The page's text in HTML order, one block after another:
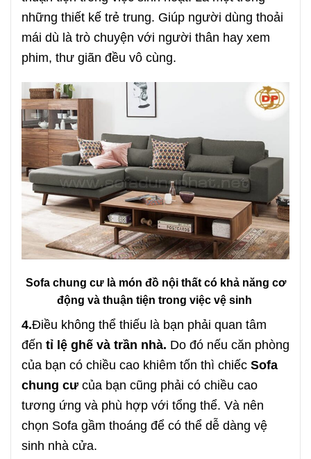
những thiết kế trẻ trung. Giúp người dùng thoải
mái dù là trò chuyện với người thân hay xem
phim, thư giãn đều vô cùng.
Sofa chung cư là món đồ nội thất có khả năng cơ
động và thuận tiện trong việc vệ sinh
4.Điều không thể thiếu là bạn phải quan tâm
đến tỉ lệ ghế và trần nhà. Do đó nếu căn phòng
của bạn có chiều cao khiêm tốn thì chiếc Sofa
chung cư của bạn cũng phải có chiều cao
tương ứng và phù hợp với tổng thể. Và nên
chọn Sofa gầm thoáng để có thể dễ dàng vệ
sinh nhà cửa.